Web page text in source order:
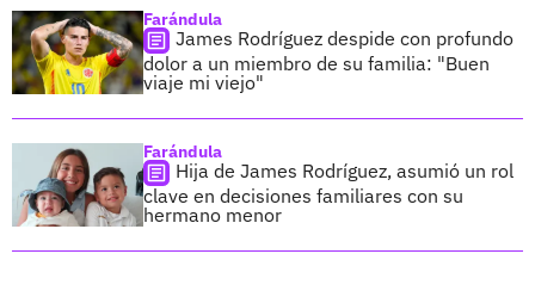
Farándula
James Rodríguez despide con profundo
dolor a un miembro de su familia: "Buen
viaje mi viejo"
Farándula
Hija de James Rodríguez, asumió un rol
clave en decisiones familiares con su
hermano menor